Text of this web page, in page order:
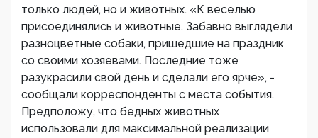
только людей, но и животных. «К веселью
присоединялись и животные. Забавно выглядели
разноцветные собаки, пришедшие на праздник
со своими хозяевами. Последние тоже
разукрасили свой день и сделали его ярче», -
сообщали корреспонденты с места события.
Предположу, что бедных животных
использовали для максимальной реализации